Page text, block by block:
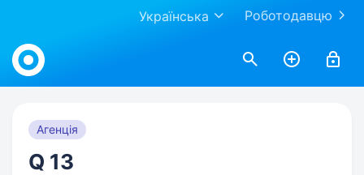
Роботодавцю
Українська
Work.ua
Агенція
Q 13